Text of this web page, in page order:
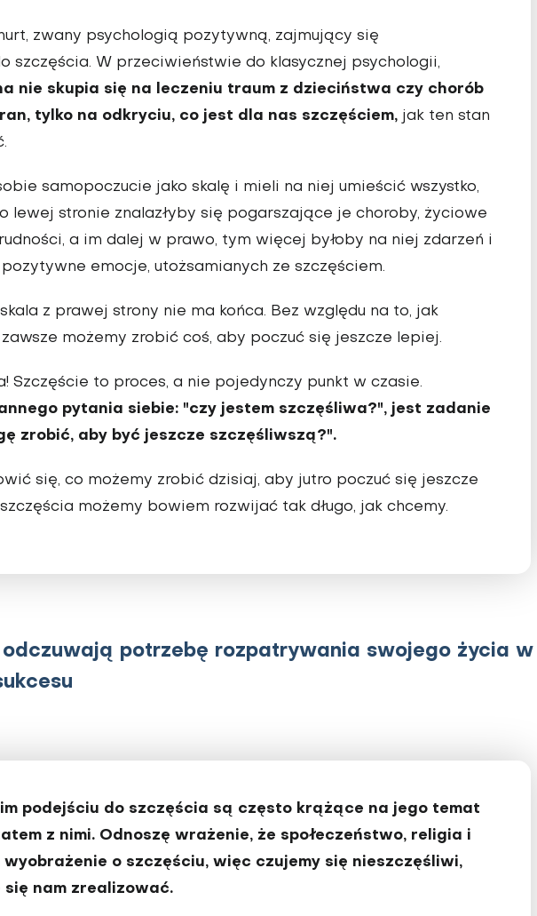
zwany psychologią pozytywną, zajmujący się
szczęścia. W przeciwieństwie do klasycznej psychologii,
nie skupia się na leczeniu traum z dzieciństwa czy chorób
tylko na odkryciu, co jest dla nas szczęściem, jak ten stan
samopoczucie jako skalę i mieli na niej umieścić wszystko,
lewej stronie znalazłyby się pogarszające je choroby, życiowe
a im dalej w prawo, tym więcej byłoby na niej zdarzeń i
emocje, utożsamianych ze szczęściem.
z prawej strony nie ma końca. Bez względu na to, jak
możemy zrobić coś, aby poczuć się jeszcze lepiej.
Szczęście to proces, a nie pojedynczy punkt w czasie.
pytania siebie: "czy jestem szczęśliwa?", jest zadanie
zrobić, aby być jeszcze szczęśliwszą?".
się, co możemy zrobić dzisiaj, aby jutro poczuć się jeszcze
możemy bowiem rozwijać tak długo, jak chcemy.
odczuwają potrzebę rozpatrywania swojego życia w
podejściu do szczęścia są często krążące na jego temat
z nimi. Odnoszę wrażenie, że społeczeństwo, religia i
o szczęściu, więc czujemy się nieszczęśliwi,
nam zrealizować.